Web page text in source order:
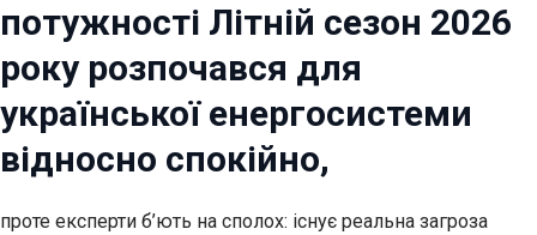
потужності Літній сезон 2026
року розпочався для
української енергосистеми
відносно спокійно,
проте експерти б’ють на сполох: існує реальна загроза